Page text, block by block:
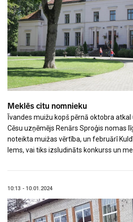
Meklēs citu nomnieku
Īvandes muižu kopš pērnā oktobra
Cēsu uzņēmējs Renārs Sproģis nomas
noteikta muižas vērtība, un februārī
lems, vai tiks izsludināts konkurss un
10:13 - 10.01.2024